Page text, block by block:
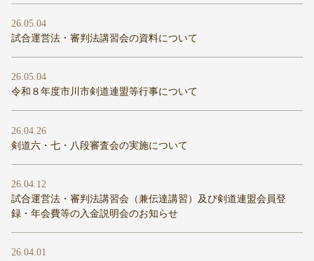
26.05.04
試合運営法・審判法講習会の資料について
26.05.04
令和８年度市川市剣道連盟等行事について
26.04.26
剣道六・七・八段審査会の実施について
26.04.12
試合運営法・審判法講習会（兼伝達講習）及び剣道連盟会員登
録・年会費等の入金説明会のお知らせ
26.04.01